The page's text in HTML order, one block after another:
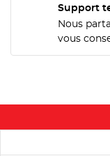
Support
Nous
vous
MES
CRÉER
NOM DE LA
Annuler
Vous devez